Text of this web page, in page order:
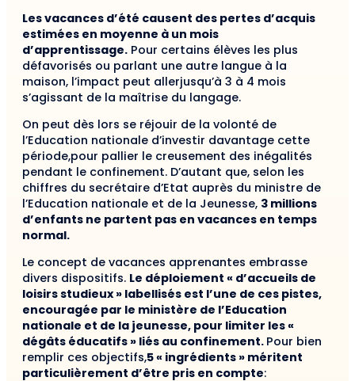
Les vacances d’été causent des pertes d’acquis
estimées en moyenne à un mois
d’apprentissage. Pour certains élèves les plus
défavorisés ou parlant une autre langue à la
maison, l’impact peut allerjusqu’à 3 à 4 mois
s’agissant de la maîtrise du langage.
On peut dès lors se réjouir de la volonté de
l’Education nationale d’investir davantage cette
période,pour pallier le creusement des inégalités
pendant le confinement. D’autant que, selon les
chiffres du secrétaire d’Etat auprès du ministre de
l’Education nationale et de la Jeunesse, 3 millions
d’enfants ne partent pas en vacances en temps
normal.
Le concept de vacances apprenantes embrasse
divers dispositifs. Le déploiement « d’accueils de
loisirs studieux » labellisés est l’une de ces pistes,
encouragée par le ministère de l’Education
nationale et de la jeunesse, pour limiter les «
dégâts éducatifs » liés au confinement. Pour bien
remplir ces objectifs,5 « ingrédients » méritent
particulièrement d’être pris en compte: